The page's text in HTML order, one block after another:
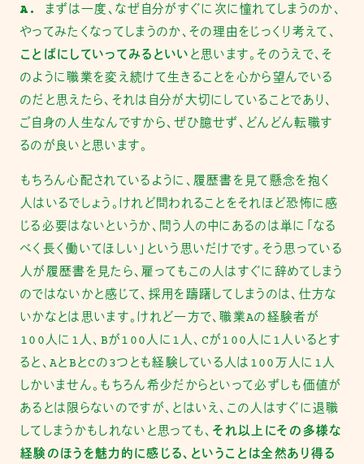
A. まずは一度、なぜ自分がすぐに次に憧れてしまうのか、
やってみたくなってしまうのか、その理由をじっくり考えて、
ことばにしていってみるといいと思います。そのうえで、そ
のように職業を変え続けて生きることを心から望んでいる
のだと思えたら、それは自分が大切にしていることであり、
ご自身の人生なんですから、ぜひ臆せず、どんどん転職す
るのが良いと思います。
もちろん心配されているように、履歴書を見て懸念を抱く
人はいるでしょう。けれど問われることをそれほど恐怖に感
じる必要はないというか、問う人の中にあるのは単に「なる
べく長く働いてほしい」という思いだけです。そう思っている
人が履歴書を見たら、雇ってもこの人はすぐに辞めてしまう
のではないかと感じて、採用を躊躇してしまうのは、仕方な
いかなとは思います。けれど一方で、職業Aの経験者が
100人に1人、Bが100人に1人、Cが100人に1人いるとす
ると、AとBとCの3つとも経験している人は100万人に1人
しかいません。もちろん希少だからといって必ずしも価値が
あるとは限らないのですが、とはいえ、この人はすぐに退職
してしまうかもしれないと思っても、 それ以上にその多様な
経験のほうを魅力的に感じる、ということは全然あり得る